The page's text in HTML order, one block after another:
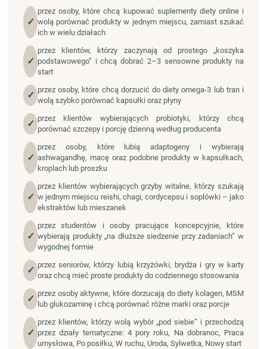
✓
przez osoby, które chcą kupować suplementy diety online i
wolą porównać produkty w jednym miejscu, zamiast szukać
ich w wielu działach
✓
przez klientów, którzy zaczynają od prostego „koszyka
podstawowego” i chcą dobrać 2–3 sensowne produkty na
start
✓ przez osoby, które chcą dorzucić do diety omega-3 lub tran i
wolą szybko porównać kapsułki oraz płyny
✓ przez klientów wybierających probiotyki, którzy chcą
porównać szczepy i porcję dzienną według producenta
✓
przez osoby, które lubią adaptogeny i wybierają
ashwagandhę, macę oraz podobne produkty w kapsułkach,
kroplach lub proszku
✓
przez klientów wybierających grzyby witalne, którzy szukają
w jednym miejscu reishi, chagi, cordycepsu i soplówki – jako
ekstraktów lub mieszanek
✓
przez studentów i osoby pracujące koncepcyjnie, które
wybierają produkty „na dłuższe siedzenie przy zadaniach” w
wygodnej formie
✓ przez seniorów, którzy lubią krzyżówki, brydża i gry w karty
oraz chcą mieć proste produkty do codziennego stosowania
✓ przez osoby aktywne, które dorzucają do diety kolagen, MSM
lub glukozaminę i chcą porównać różne marki oraz porcje
✓
przez klientów, którzy wolą wybór „pod siebie” i przechodzą
przez działy tematyczne: 4 pory roku, Na dobranoc, Praca
umysłowa, Po posiłku, W ruchu, Uroda, Sylwetka, Nowy start